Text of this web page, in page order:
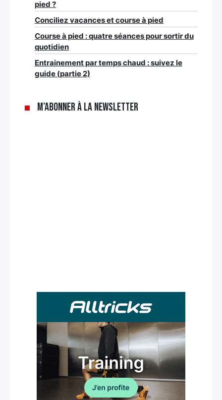
pied ?
Conciliez vacances et course à pied
Course à pied : quatre séances pour sortir du
quotidien
Entrainement par temps chaud : suivez le
guide (partie 2)
M’abonner à la newsletter